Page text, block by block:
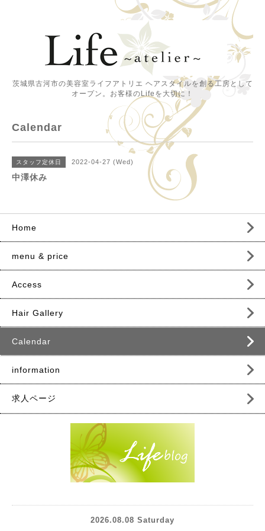
茨城県古河市の美容室ライフアトリエ ヘアスタイルを創る工房として
オープン。お客様のLifeを大切に！
Calendar
スタッフ定休日 2022-04-27 (Wed)
中澤休み
Home
menu & price
Access
Hair Gallery
Calendar
information
求人ページ
2026.08.08 Saturday